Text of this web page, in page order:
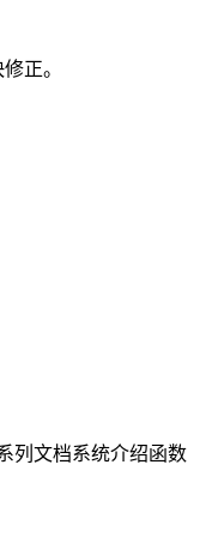
正。
列文档系统介绍函数